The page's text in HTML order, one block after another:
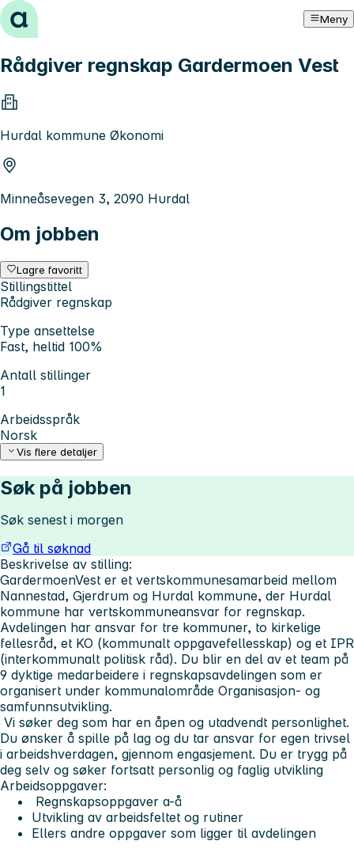
Hopp til innhold Meny
Rådgiver regnskap Gardermoen Vest
Hurdal kommune Økonomi
Minneåsevegen 3, 2090 Hurdal
Om jobben
Lagre favoritt
Stillingstittel
Rådgiver regnskap
Type ansettelse
Fast, heltid 100%
Antall stillinger
1
Arbeidsspråk
Norsk
Vis flere detaljer
Søk på jobben
Søk senest i morgen
Gå til søknad
Beskrivelse av stilling:
GardermoenVest er et vertskommunesamarbeid mellom
Nannestad, Gjerdrum og Hurdal kommune, der Hurdal
kommune har vertskommuneansvar for regnskap.
Avdelingen har ansvar for tre kommuner, to kirkelige
fellesråd, et KO (kommunalt oppgavefellesskap) og et IPR
(interkommunalt politisk råd). Du blir en del av et team på
9 dyktige medarbeidere i regnskapsavdelingen som er
organisert under kommunalområde Organisasjon- og
samfunnsutvikling.
Vi søker deg som har en åpen og utadvendt personlighet.
Du ønsker å spille på lag og du tar ansvar for egen trivsel
i arbeidshverdagen, gjennom engasjement. Du er trygg på
deg selv og søker fortsatt personlig og faglig utvikling
Arbeidsoppgaver:
Regnskapsoppgaver a-å
Utvikling av arbeidsfeltet og rutiner
Ellers andre oppgaver som ligger til avdelingen